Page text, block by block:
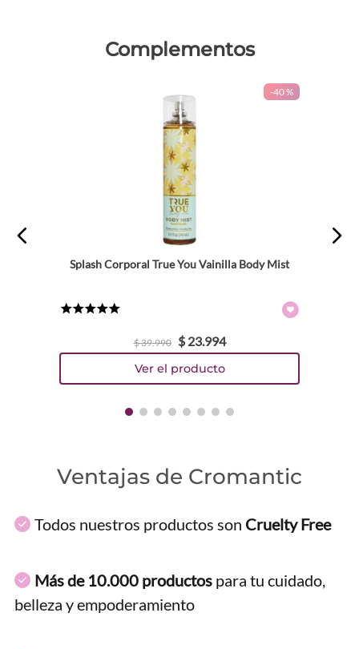
Complementos
-40 %
Splash Corporal True You Vainilla Body Mist
$39.990 $ 23.994
Ventajas de Cromantic
Todos nuestros productos son Cruelty Free
Más de 10.000 productos para tu cuidado,
belleza y empoderamiento